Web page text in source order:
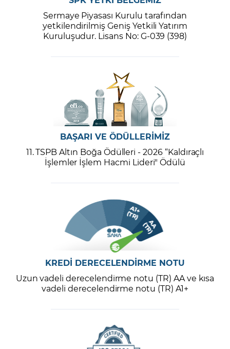
Sermaye Piyasası Kurulu tarafından
yetkilendirilmiş Geniş Yetkili Yatırım
Kuruluşudur. Lisans No: G-039 (398)
BAŞARI VE ÖDÜLLERİMİZ
11. TSPB Altın Boğa Ödülleri - 2026 “Kaldıraçlı
İşlemler İşlem Hacmi Lideri" Ödülü
KREDİ DERECELENDİRME NOTU
Uzun vadeli derecelendirme notu (TR) AA ve kısa
vadeli derecelendirme notu (TR) A1+